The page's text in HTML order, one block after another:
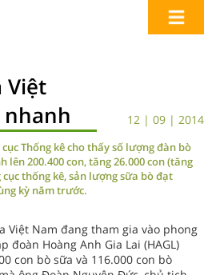
Việt
nhanh
12 | 09 | 2014
Thống kê cho thấy số lượng đàn bò
200.400 con, tăng 26.000 con (tăng
cục thống kê, sản lượng sữa bò đạt
kỳ năm trước.
Việt Nam đang tham gia vào phong
đoàn Hoàng Anh Gia Lai (HAGL)
con bò sữa và 116.000 con bò